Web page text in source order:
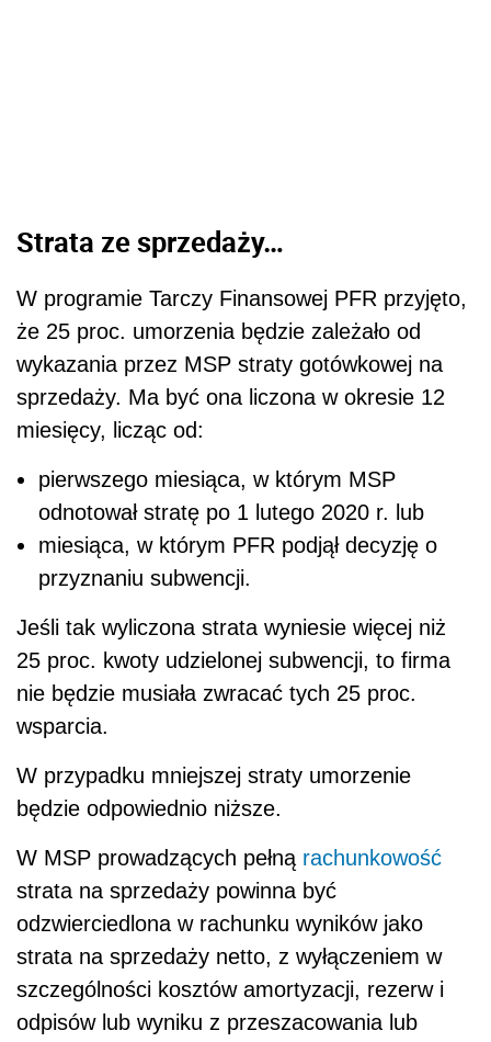
Strata ze sprzedaży…
W programie Tarczy Finansowej PFR przyjęto,
że 25 proc. umorzenia będzie zależało od
wykazania przez MSP straty gotówkowej na
sprzedaży. Ma być ona liczona w okresie 12
miesięcy, licząc od:
pierwszego miesiąca, w którym MSP
odnotował stratę po 1 lutego 2020 r. lub
miesiąca, w którym PFR podjął decyzję o
przyznaniu subwencji.
Jeśli tak wyliczona strata wyniesie więcej niż
25 proc. kwoty udzielonej subwencji, to firma
nie będzie musiała zwracać tych 25 proc.
wsparcia.
W przypadku mniejszej straty umorzenie
będzie odpowiednio niższe.
W MSP prowadzących pełną rachunkowość
strata na sprzedaży powinna być
odzwierciedlona w rachunku wyników jako
strata na sprzedaży netto, z wyłączeniem w
szczególności kosztów amortyzacji, rezerw i
odpisów lub wyniku z przeszacowania lub